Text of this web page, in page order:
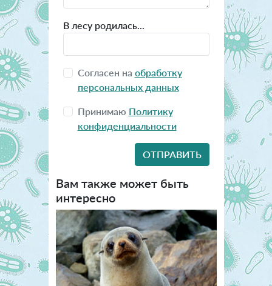
В лесу родилась...
Согласен на обработку
персональных данных
Принимаю Политику
конфиденциальности
Вам также может быть
интересно